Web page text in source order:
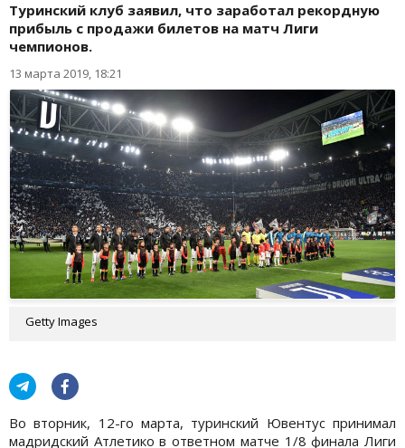
Туринский клуб заявил, что заработал рекордную
прибыль с продажи билетов на матч Лиги
чемпионов.
13 марта 2019, 18:21
Getty Images
Во вторник, 12-го марта, туринский Ювентус принимал
мадридский Атлетико в ответном матче 1/8 финала Лиги